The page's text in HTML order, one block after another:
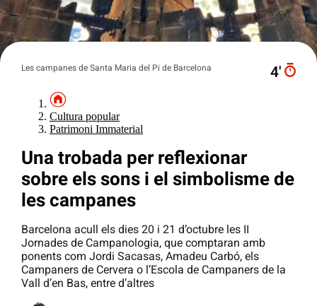
Les campanes de Santa Maria del Pi de Barcelona 4′
Cultura popular
Patrimoni Immaterial
Una trobada per reflexionar
sobre els sons i el simbolisme de
les campanes
Barcelona acull els dies 20 i 21 d’octubre les II
Jornades de Campanologia, que comptaran amb
ponents com Jordi Sacasas, Amadeu Carbó, els
Campaners de Cervera o l’Escola de Campaners de la
Vall d’en Bas, entre d’altres